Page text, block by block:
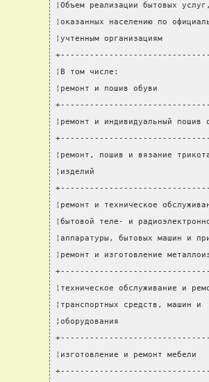
¦Объем реализации
¦оказанных населению по
¦учтенным организациям
¦В том числе:
¦ремонт и пошив обуви
¦ремонт и индивидуальный
¦ремонт, пошив и вязание
¦изделий
¦ремонт и техническое
¦бытовой теле- и
¦аппаратуры, бытовых
¦ремонт и изготовление
¦техническое
¦транспортных средств,
¦оборудования
¦изготовление и ремонт